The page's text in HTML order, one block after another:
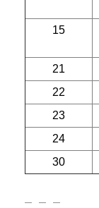
15
21
22
23
24
30